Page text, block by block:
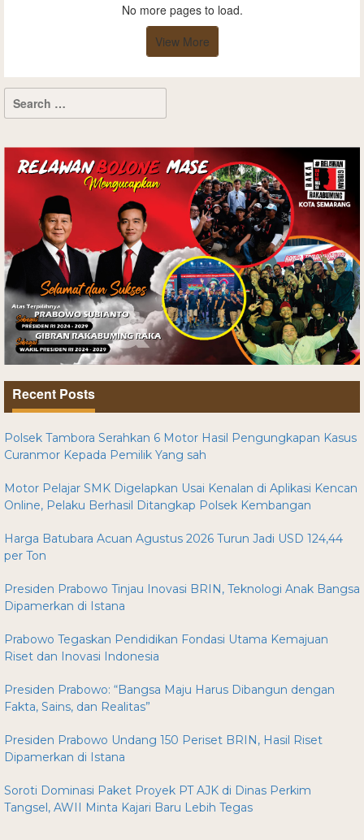
No more pages to load.
View More
Recent Posts
Polsek Tambora Serahkan 6 Motor Hasil Pengungkapan Kasus
Curanmor Kepada Pemilik Yang sah
Motor Pelajar SMK Digelapkan Usai Kenalan di Aplikasi Kencan
Online, Pelaku Berhasil Ditangkap Polsek Kembangan
Harga Batubara Acuan Agustus 2026 Turun Jadi USD 124,44
per Ton
Presiden Prabowo Tinjau Inovasi BRIN, Teknologi Anak Bangsa
Dipamerkan di Istana
Prabowo Tegaskan Pendidikan Fondasi Utama Kemajuan
Riset dan Inovasi Indonesia
Presiden Prabowo: “Bangsa Maju Harus Dibangun dengan
Fakta, Sains, dan Realitas”
Presiden Prabowo Undang 150 Periset BRIN, Hasil Riset
Dipamerkan di Istana
Soroti Dominasi Paket Proyek PT AJK di Dinas Perkim
Tangsel, AWII Minta Kajari Baru Lebih Tegas